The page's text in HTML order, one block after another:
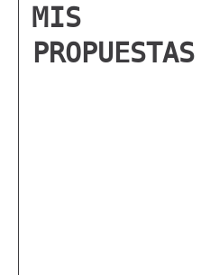
MIS
PROPUESTAS